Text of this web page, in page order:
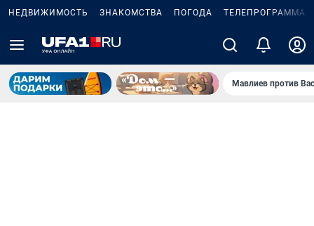
НЕДВИЖИМОСТЬ ЗНАКОМСТВА ПОГОДА ТЕЛЕПРОГРАММА
Мавлиев против